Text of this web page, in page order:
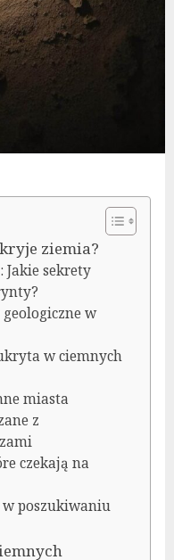
ziemia?
Jakie sekrety
w
w ciemnych
miasta
z
czekają na
w poszukiwaniu